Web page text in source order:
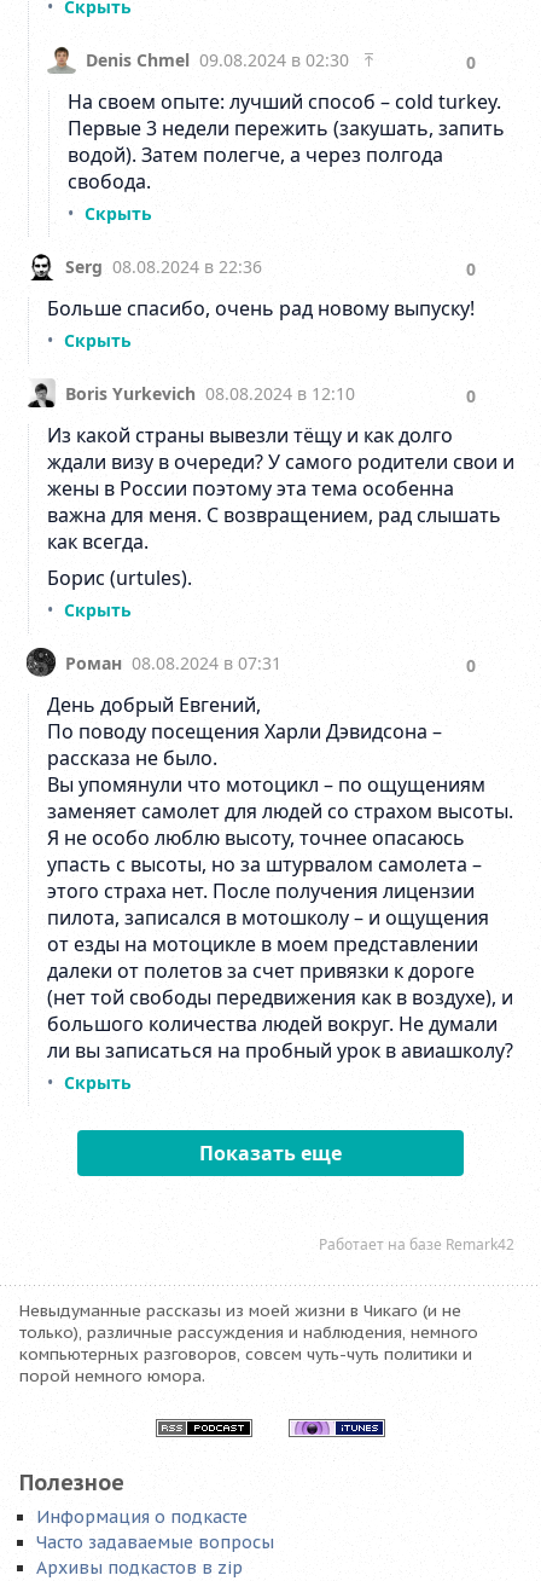
Невыдуманные рассказы из моей жизни в Чикаго (и не
только), различные рассуждения и наблюдения, немного
компьютерных разговоров, совсем чуть-чуть политики и
порой немного юмора.
Полезное
Информация о подкасте
Часто задаваемые вопросы
Архивы подкастов в zip